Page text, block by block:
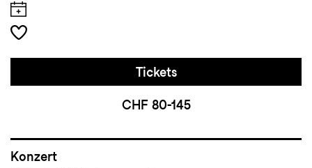
Tickets
CHF 80-145
Konzert